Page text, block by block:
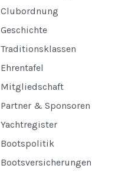
Clubordnung
Geschichte
Traditionsklassen
Ehrentafel
Mitgliedschaft
Partner & Sponsoren
Yachtregister
Bootspolitik
Bootsversicherungen